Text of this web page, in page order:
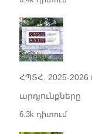
ՀՊՏՀ. 2025-2026
արդյունքները
6.3k դիտում